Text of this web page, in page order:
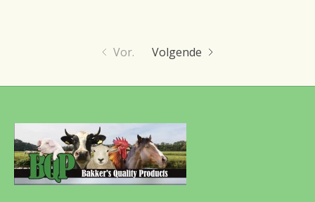
Vor. Volgende